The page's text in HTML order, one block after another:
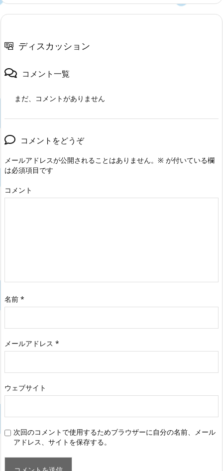
ディスカッション
コメント一覧
まだ、コメントがありません
コメントをどうぞ
メールアドレスが公開されることはありません。 ※ が付いている欄
は必須項目です
コメント
名前 *
メールアドレス *
ウェブサイト
次回のコメントで使用するためブラウザーに自分の名前、メール
アドレス、サイトを保存する。